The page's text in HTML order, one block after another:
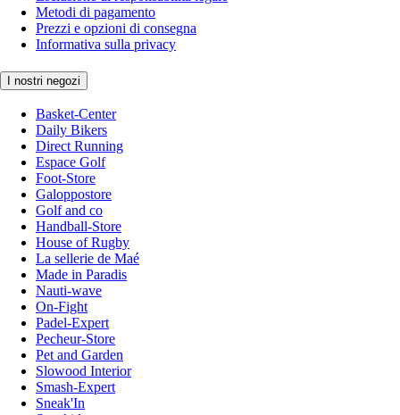
Metodi di pagamento
Prezzi e opzioni di consegna
Informativa sulla privacy
I nostri negozi
Basket-Center
Daily Bikers
Direct Running
Espace Golf
Foot-Store
Galoppostore
Golf and co
Handball-Store
House of Rugby
La sellerie de Maé
Made in Paradis
Nauti-wave
On-Fight
Padel-Expert
Pecheur-Store
Pet and Garden
Slowood Interior
Smash-Expert
Sneak'In